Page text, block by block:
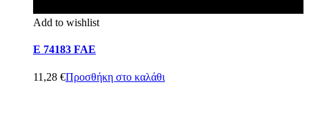
Add to wishlist
E 74183 FAE
11,28 €Προσθήκη στο καλάθι